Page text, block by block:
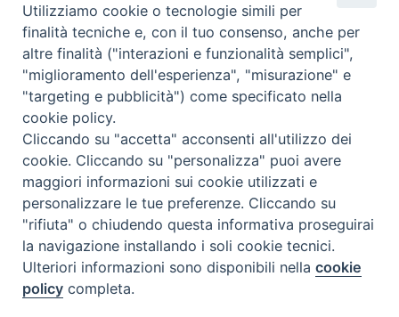
Utilizziamo cookie o tecnologie simili per
finalità tecniche e, con il tuo consenso, anche per
altre finalità ("interazioni e funzionalità semplici",
"miglioramento dell'esperienza", "misurazione" e
"targeting e pubblicità") come specificato nella
cookie policy.
Cliccando su "accetta" acconsenti all'utilizzo dei
cookie. Cliccando su "personalizza" puoi avere
maggiori informazioni sui cookie utilizzati e
personalizzare le tue preferenze. Cliccando su
"rifiuta" o chiudendo questa informativa proseguirai
la navigazione installando i soli cookie tecnici.
Ulteriori informazioni sono disponibili nellacookie
policy completa.